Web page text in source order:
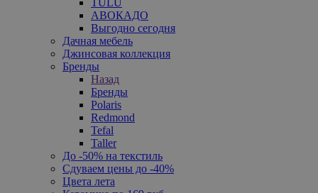
АВОКАДО
Выгодно сегодня
Дачная мебель
Джинсовая коллекция
Бренды
Назад
Бренды
Polaris
Redmond
Tefal
Taller
До -50% на текстиль
Сдуваем цены до -40%
Цвета лета